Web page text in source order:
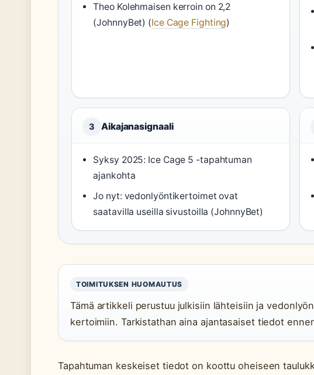
Theo Kolehmaisen kerroin on 2,2
(JohnnyBet) (Ice Cage Fighting)
3 Aikajanasignaali
Syksy 2025: Ice Cage 5 -tapahtuman
ajankohta
Jo nyt: vedonlyöntikertoimet ovat
saatavilla useilla sivustoilla (JohnnyBet)
TOIMITUKSEN HUOMAUTUS
Tämä artikkeli perustuu julkisiin lähteisiin ja
kertoimiin. Tarkistathan aina ajantasaiset tiedot
Tapahtuman keskeiset tiedot on koottu oheiseen